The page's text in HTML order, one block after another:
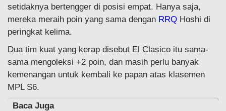
setidaknya bertengger di posisi empat. Hanya saja,
mereka meraih poin yang sama dengan RRQ Hoshi di
peringkat kelima.
Dua tim kuat yang kerap disebut El Clasico itu sama-
sama mengoleksi +2 poin, dan masih perlu banyak
kemenangan untuk kembali ke papan atas klasemen
MPL S6.
Baca Juga